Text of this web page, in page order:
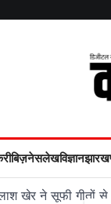
बिज़नेसलेखविज्ञान
खेर ने सूफी गीतों से